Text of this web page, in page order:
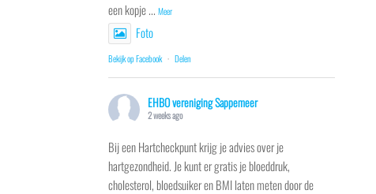
een kopje... Meer
Foto
Bekijk op Facebook · Delen
EHBO vereniging Sappemeer
2 weeks ago
Bij een Hartcheckpunt krijg je advies over je
hartgezondheid. Je kunt er gratis je bloeddruk,
cholesterol, bloedsuiker en BMI laten meten door de